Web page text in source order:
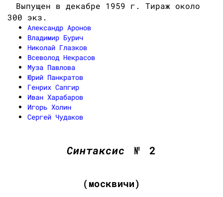
Выпущен в декабре 1959 г. Тираж около
300 экз.
Александр Аронов
Владимир Бурич
Николай Глазков
Всеволод Некрасов
Муза Павлова
Юрий Панкратов
Генрих Сапгир
Иван Харабаров
Игорь Холин
Сергей Чудаков
Синтаксис № 2
(москвичи)